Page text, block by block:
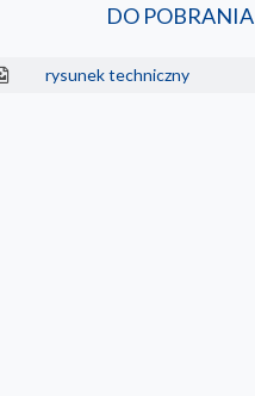
DO POBRANIA
rysunek techniczny